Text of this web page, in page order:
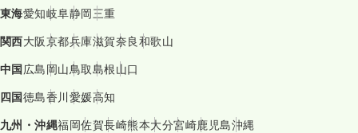
東海愛知岐阜静岡三重
関西大阪京都兵庫滋賀奈良和歌山
中国広島岡山鳥取島根山口
四国徳島香川愛媛高知
九州・沖縄福岡佐賀長崎熊本大分宮崎鹿児島沖縄